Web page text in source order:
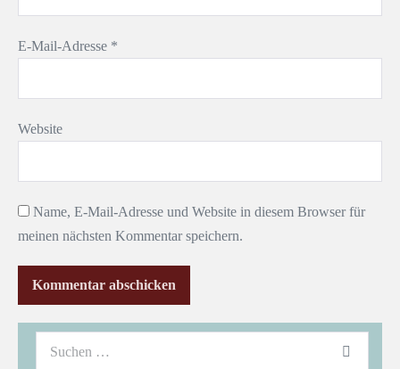
E-Mail-Adresse *
Website
Name, E-Mail-Adresse und Website in diesem Browser für
meinen nächsten Kommentar speichern.